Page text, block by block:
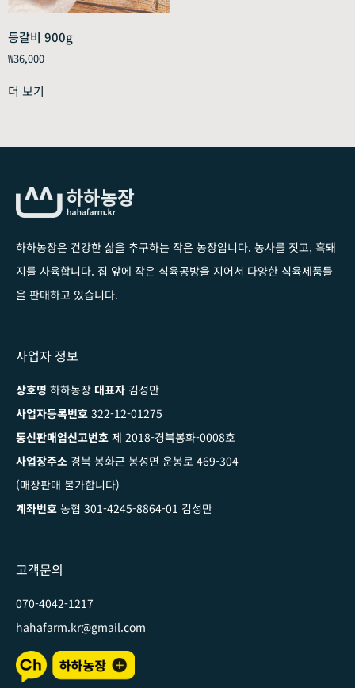
등갈비 900g
₩36,000
더 보기
하하농장은 건강한 삶을 추구하는 작은 농장입니다. 농사를 짓고, 흑돼
지를 사육합니다. 집 앞에 작은 식육공방을 지어서 다양한 식육제품들
을 판매하고 있습니다.
사업자 정보
상호명 하하농장 대표자 김성만
사업자등록번호 322-12-01275
통신판매업신고번호 제 2018-경북봉화-0008호
사업장주소 경북 봉화군 봉성면 운봉로 469-304
(매장판매 불가합니다)
계좌번호 농협 301-4245-8864-01 김성만
고객문의
070-4042-1217
hahafarm.kr@gmail.com